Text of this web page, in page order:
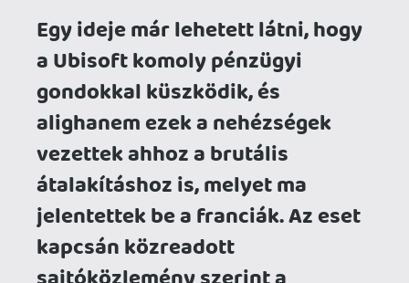
átalakításhoz is, melyet ma
jelentettek be a franciák. Az eset
kapcsán közreadott
sajtóközlemény szerint a
stratégiai megújulás keretein
belül elkaszálták többek között a
hosszú évek óta készülő Prince
of Persia: The Sands of Time
remake-et, valamint bezártak két
stúdiót is a Ubisoft Halifax és a
Ubisoft Stockholm képében.